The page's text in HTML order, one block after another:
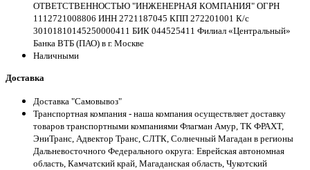
ОТВЕТСТВЕННОСТЬЮ "ИНЖЕНЕРНАЯ КОМПАНИЯ" ОГРН
1112721008806 ИНН 2721187045 КПП 272201001 К/с
30101810145250000411 БИК 044525411 Филиал «Центральный»
Банка ВТБ (ПАО) в г. Москве
Наличными
Доставка
Доставка "Самовывоз"
Транспортная компания - наша компания осуществляет доставку
товаров транспортными компаниями Флагман Амур, ТК ФРАХТ,
ЭниТранс, Адвектор Транс, СЛТК, Солнечный Магадан в регионы
Дальневосточного Федерального округа: Еврейская автономная
область, Камчатский край, Магаданская область, Чукотский